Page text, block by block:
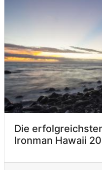
Die
Ironman Hawaii